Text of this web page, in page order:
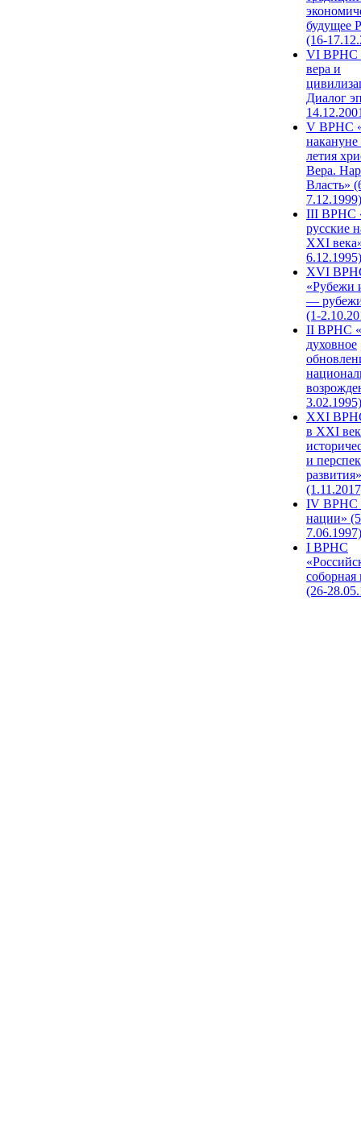
будущее
(16-
VI ВРНС
вера и
Диалог
V ВРНС
накануне
летия
Вера.
Власть»
7.12.1999)
III ВРНС
русские
XXI
6.12.1995)
XVI
«Рубежи
—
(1-
II ВРНС
духовное
3.02.1995)
XХI
в XXI
и
развития»
IV ВРНС
нации»
7.06.1997)
I ВРНС
(26-